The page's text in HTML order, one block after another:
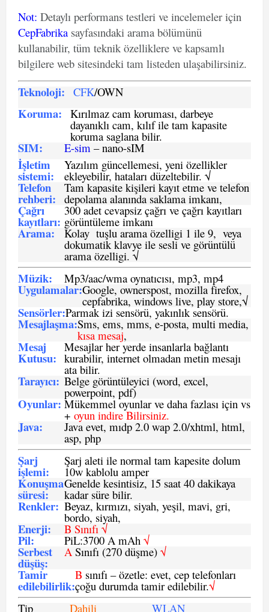
Not: Detaylı performans testleri ve incelemeler için
CepFabrika sayfasındaki arama bölümünü
kullanabilir, tüm teknik özelliklere ve kapsamlı
bilgilere web sitesindeki tam listeden ulaşabilirsiniz.
Teknoloji: CFK/OWN
Koruma: Kırılmaz cam koruması, darbeye
dayanıklı cam, kılıf ile tam kapasite
koruma saglana bilir.
SIM: E-sim – nano-sIM
İşletim
sistemi:
Yazılım güncellemesi, yeni özellikler
ekleyebilir, hataları düzeltebilir. √
Telefon
rehberi:
Tam kapasite kişileri kayıt etme ve telefon
depolama alanında saklama imkanı,
Çağrı
kayıtları:
300 adet cevapsiz çağrı ve çağrı kayıtları
görüntüleme imkanı
Arama: Kolay tuşlu arama özelligi 1 ile 9, veya
dokumatik klavye ile sesli ve görüntülü
arama özelligi. √
Müzik: Mp3/aac/wma oynatıcısı, mp3, mp4
Uygulamalar:Google, ownerspost, mozilla firefox,
cepfabrika, windows live, play store,√
Sensörler:Parmak izi sensörü, yakınlık sensörü.
Mesajlaşma:Sms, ems, mms, e-posta, multi media,
kısa mesaj,
Mesaj
Kutusu:
Mesajlar her yerde insanlarla bağlantı
kurabilir, internet olmadan metin mesajı
ata bilir.
Tarayıcı: Belge görüntüleyici (word, excel,
powerpoint, pdf)
Oyunlar: Mükemmel oyunlar ve daha fazlası için vs
+ oyun indire Bilirsiniz.
Java: Java evet, mıdp 2.0 wap 2.0/xhtml, html,
asp, php
Şarj
işlemi:
Şarj aleti ile normal tam kapesite dolum
10w kablolu amper
Konuşma
süresi:
Genelde kesintisiz, 15 saat 40 dakikaya
kadar süre bilir.
Renkler: Beyaz, kırmızı, siyah, yeşil, mavi, gri,
bordo, siyah,
Enerji: B Sınıfı √
Pil: PiL:3700 A mAh √
Serbest
düşüş:
ASınıfı (270 düşme) √
Tamir
edilebilirlik:
B sınıfı – özetle: evet, cep telefonları
çoğu durumda tamir edilebilir.√
Tip
Dahili WLAN